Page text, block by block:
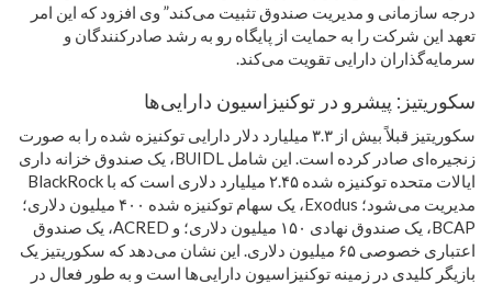
درجه سازمانی و مدیریت صندوق تثبیت می‌کند.” وی افزود که این امر
تعهد این شرکت را به حمایت از پایگاه رو به رشد صادرکنندگان و
سرمایه‌گذاران دارایی تقویت می‌کند.
سکوریتیز: پیشرو در توکنیزاسیون دارایی‌ها
سکوریتیز قبلاً بیش از ۳.۳ میلیارد دلار دارایی توکنیزه شده را به صورت
زنجیره‌ای صادر کرده است. این شامل BUIDL، یک صندوق خزانه داری
ایالات متحده توکنیزه شده ۲.۴۵ میلیارد دلاری است که با BlackRock
مدیریت می‌شود؛ Exodus، یک سهام توکنیزه شده ۴۰۰ میلیون دلاری؛
BCAP، یک صندوق نهادی ۱۵۰ میلیون دلاری؛ و ACRED، یک صندوق
اعتباری خصوصی ۶۵ میلیون دلاری. این نشان می‌دهد که سکوریتیز یک
بازیگر کلیدی در زمینه توکنیزاسیون دارایی‌ها است و به طور فعال در